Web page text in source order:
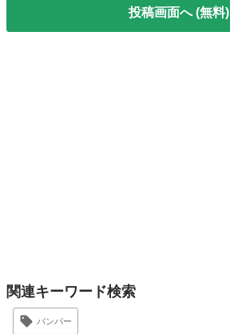
投稿画面へ (無料)
関連キーワード検索
バンパー